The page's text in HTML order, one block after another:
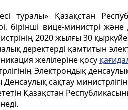
туралы» Қазақстан
бірінші вице-министрі
2020 жылғы 30
деректерді қамтитын
желілеріне қосу
Электрондық
сақтау
Қазақстан